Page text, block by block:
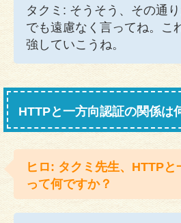
タクミ: そうそう、その通
でも遠慮なく言ってね。こ
強していこうね。
HTTPと一方向認証の関係は
ヒロ: タクミ先生、HTTP
って何ですか？